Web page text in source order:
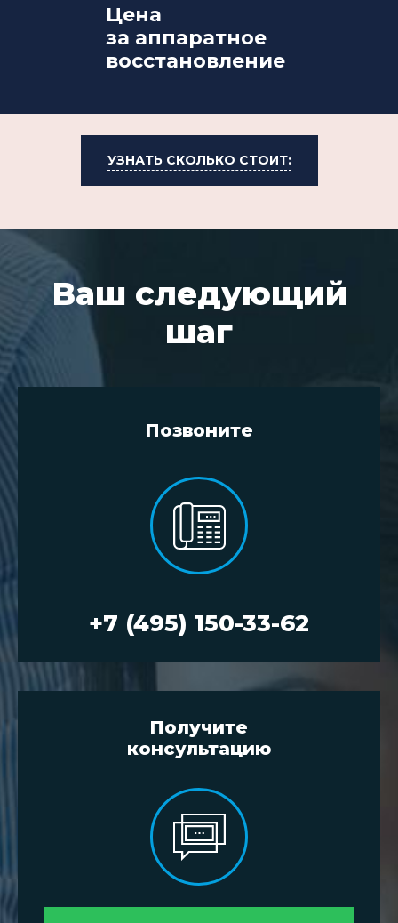
Цена
за аппаратное
восстановление
УЗНАТЬ СКОЛЬКО СТОИТ:
Ваш следующий
шаг
Позвоните
+7 (495) 150-33-62
Получите
консультацию